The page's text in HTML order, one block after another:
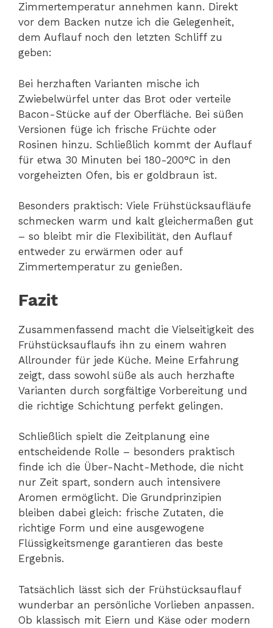
Zimmertemperatur annehmen kann. Direkt
vor dem Backen nutze ich die Gelegenheit,
dem Auflauf noch den letzten Schliff zu
geben:
Bei herzhaften Varianten mische ich
Zwiebelwürfel unter das Brot oder verteile
Bacon-Stücke auf der Oberfläche. Bei süßen
Versionen füge ich frische Früchte oder
Rosinen hinzu. Schließlich kommt der Auflauf
für etwa 30 Minuten bei 180-200°C in den
vorgeheizten Ofen, bis er goldbraun ist.
Besonders praktisch: Viele Frühstücksaufläufe
schmecken warm und kalt gleichermaßen gut
– so bleibt mir die Flexibilität, den Auflauf
entweder zu erwärmen oder auf
Zimmertemperatur zu genießen.
Fazit
Zusammenfassend macht die Vielseitigkeit des
Frühstücksauflaufs ihn zu einem wahren
Allrounder für jede Küche. Meine Erfahrung
zeigt, dass sowohl süße als auch herzhafte
Varianten durch sorgfältige Vorbereitung und
die richtige Schichtung perfekt gelingen.
Schließlich spielt die Zeitplanung eine
entscheidende Rolle – besonders praktisch
finde ich die Über-Nacht-Methode, die nicht
nur Zeit spart, sondern auch intensivere
Aromen ermöglicht. Die Grundprinzipien
bleiben dabei gleich: frische Zutaten, die
richtige Form und eine ausgewogene
Flüssigkeitsmenge garantieren das beste
Ergebnis.
Tatsächlich lässt sich der Frühstücksauflauf
wunderbar an persönliche Vorlieben anpassen.
Ob klassisch mit Eiern und Käse oder modern